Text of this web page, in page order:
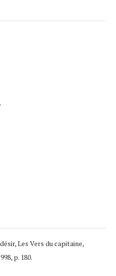
Les Vers du capitaine,
p. 180.